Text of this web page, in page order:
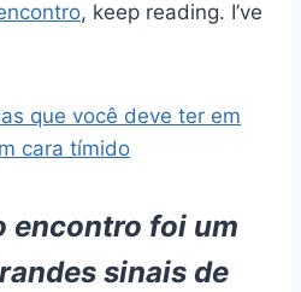
, keep reading. I’ve
que você deve ter em
cara tímido
encontro foi um
sinais de